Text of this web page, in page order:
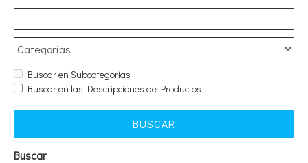
Buscar en Subcategorías
Buscar en las Descripciones de Productos
BUSCAR
Buscar